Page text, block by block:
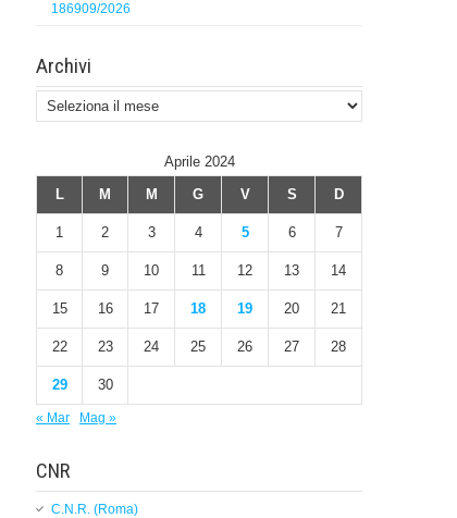
186909/2026
Archivi
Archivi
Aprile 2024
L
M M G V S D
1 2 3 4 5 6 7
8 9 10 11 12 13 14
15 16 17 18 19 20 21
22 23 24 25 26 27 28
29 30
« Mar Mag »
CNR
C.N.R. (Roma)